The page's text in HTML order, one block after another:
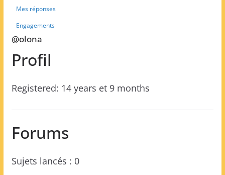
Mes réponses
Engagements
@olona
Profil
Registered: 14 years et 9 months
Forums
Sujets lancés : 0